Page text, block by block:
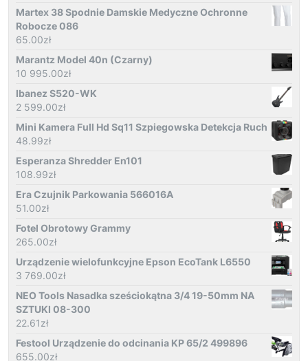
Martex 38 Spodnie Damskie Medyczne Ochronne
Robocze 086
65.00zł
Marantz Model 40n (Czarny)
10 995.00zł
Ibanez S520-WK
2 599.00zł
Mini Kamera Full Hd Sq11 Szpiegowska Detekcja Ruch
48.99zł
Esperanza Shredder En101
108.99zł
Era Czujnik Parkowania 566016A
51.00zł
Fotel Obrotowy Grammy
265.00zł
Urządzenie wielofunkcyjne Epson EcoTank L6550
3 769.00zł
NEO Tools Nasadka sześciokątna 3/4 19-50mm NA
SZTUKI 08-300
22.61zł
Festool Urządzenie do odcinania KP 65/2 499896
655.00zł